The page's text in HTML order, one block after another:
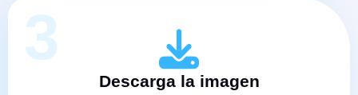
3
Descarga la imagen